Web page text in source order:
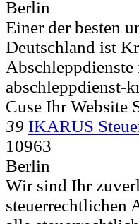
Berlin
Einer der besten
Deutschland ist
Abschleppdienste
abschleppdienst-
Cuse Ihr Website
39 IKARUS
10963
Berlin
Wir sind Ihr
steuerrechtlichen